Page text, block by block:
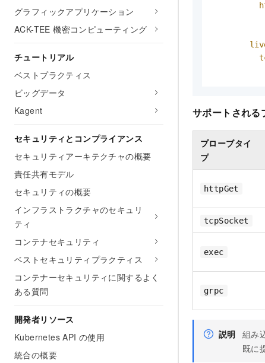
グラフィックアプリケーション
ACK-TEE 機密コンピューティング
チュートリアル
ベストプラクティス
ビッグデータ
Kagent
セキュリティとコンプライアンス
セキュリティアーキテクチャの概要
責任共有モデル
セキュリティの概要
インフラストラクチャのセキュリ
ティ
コンテナセキュリティ
ベストセキュリティプラクティス
コンテナーセキュリティに関するよく
ある質問
開発者リソース
Kubernetes API の使用
統合の概要
サポートされる
プローブタイ
プ
httpGet
tcpSocket
exec
grpc
説明 組み
既に